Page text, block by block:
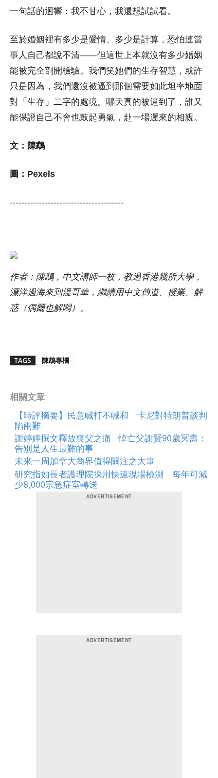
一句話的迴響：我不甘心，我還想試試看。
至於婚姻裡有多少是愛情、多少是計算，恐怕連當
事人自己都說不清——但這世上本就沒有多少婚姻
能被完全剖開檢驗。我們笑她們的生存智慧，或許
只是因為，我們還沒被逼到那個需要如此坦率地面
對「生存」二字的處境。哪天真的被逼到了，誰又
能保證自己不會也鼓起勇氣，赴一場遲來的相親。
文：陳鵡
圖：Pexels
---------------------------------------
作者：陳鵡，中文講師一枚，教過香港幾所大學，
漂洋過海來到溫哥華，繼續用中文傳道、授業、解
惑（偶爾也解悶）。
TAGS 陳鵡專欄
相關文章
【時評摘要】民意喊打不喊和 卡尼對特朗普談判
陷兩難
謝婷婷撰文釋放喪父之痛 悼亡父謝賢90歲冥壽：
告別是人生最難的事
未來一周加拿大商界值得關注之大事
研究指如長者護理院採用快速現場檢測 每年可減
少8,000宗急症室轉送